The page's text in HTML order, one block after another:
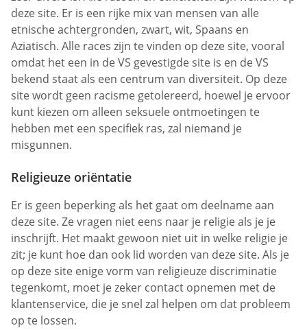
deze site. Er is een rijke mix van mensen van alle
etnische achtergronden, zwart, wit, Spaans en
Aziatisch. Alle races zijn te vinden op deze site, vooral
omdat het een in de VS gevestigde site is en de VS
bekend staat als een centrum van diversiteit. Op deze
site wordt geen racisme getolereerd, hoewel je ervoor
kunt kiezen om alleen seksuele ontmoetingen te
hebben met een specifiek ras, zal niemand je
misgunnen.
Religieuze oriëntatie
Er is geen beperking als het gaat om deelname aan
deze site. Ze vragen niet eens naar je religie als je je
inschrijft. Het maakt gewoon niet uit in welke religie je
zit; je kunt hoe dan ook lid worden van deze site. Als je
op deze site enige vorm van religieuze discriminatie
tegenkomt, moet je zeker contact opnemen met de
klantenservice, die je snel zal helpen om dat probleem
op te lossen.